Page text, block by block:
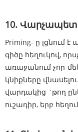
10.
Priming- ը լցնում
գիծը հեղուկով,
առաջանում չոր-
կնիքները
վարդակից `թող
ուշադիր, երբ